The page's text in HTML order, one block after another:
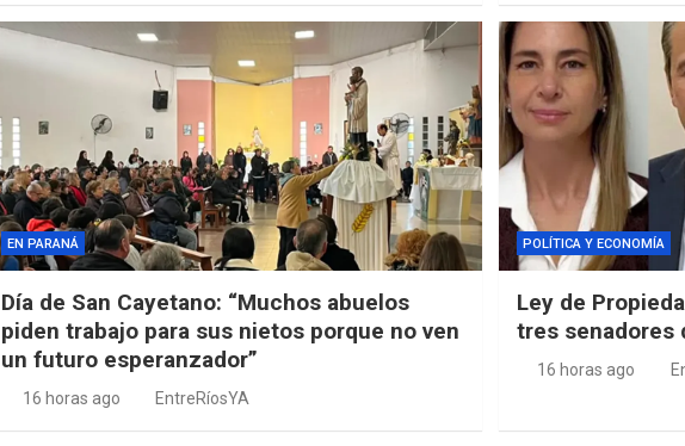
EN PARANÁ
Día de San Cayetano: “Muchos abuelos
piden trabajo para sus nietos porque no ven
un futuro esperanzador”
16 horas ago EntreRíosYA
POLÍTICA Y ECONOMÍA
Ley de
tres senadores
16 horas ago